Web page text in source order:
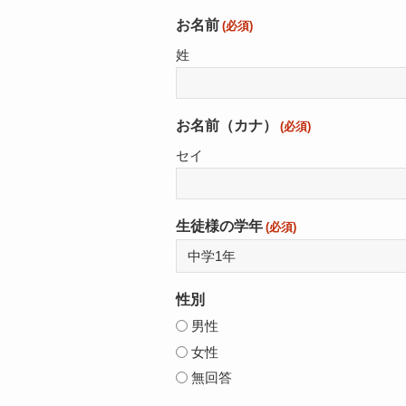
お名前 (必須)
姓
お名前（カナ） (必須)
セイ
生徒様の学年 (必須)
性別
男性
女性
無回答